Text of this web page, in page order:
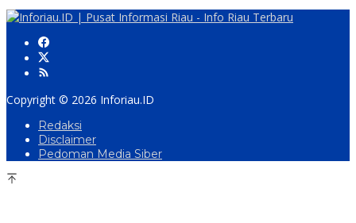
Copyright © 2026 Inforiau.ID
Redaksi
Disclaimer
Pedoman Media Siber